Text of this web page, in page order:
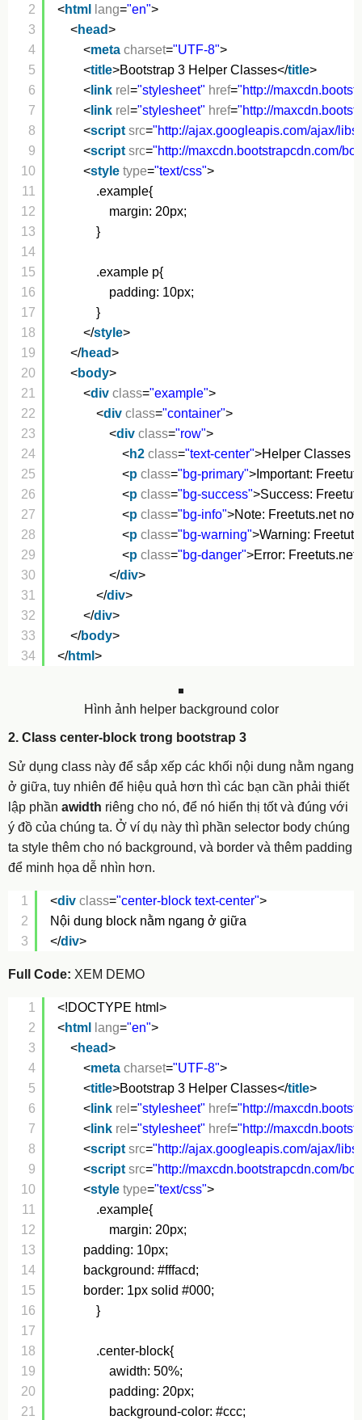
2
3
4
5
6
7
8
9
10
11
12
13
14
15
16
17
18
19
20
21
22
23
24
25
26
27
28
29
30
31
32
33
34
<html lang="en">
<head>
<meta charset="UTF-8">
<title>Bootstrap 3 Helper Classes</title>
< link rel ="stylesheet" href="http://
< link rel ="stylesheet" href="http://
<script src="http://ajax.googleapis.com/ajax/
<script src="http://maxcdn.bootstrapcdn.com/
<style type="text/css">
.example{
margin: 20px;
}
.example p{
padding: 10px;
}
</style>
</head>
<body>
<div class="example">
<div class="container">
<div class="row">
<h2 class="text-center">Helper Classes -
<p class="bg-primary">Important:
<p class="bg-success">Success:
<p class="bg-info">Note: Freetuts.net
<p class="bg-warning">Warning:
<p class="bg-danger">Error:
</div>
</div>
</div>
</body>
</html >
Hình ảnh helper background color
2. Class center-block trong bootstrap 3
Sử dụng class này để sắp xếp các khối nội dung nằm ngang
ở giữa, tuy nhiên để hiệu quả hơn thì các bạn cần phải thiết
lập phần awidth riêng cho nó, để nó hiển thị tốt và đúng với
ý đồ của chúng ta. Ở ví dụ này thì phần selector body chúng
ta style thêm cho nó background, và border và thêm padding
để minh họa dễ nhìn hơn.
1
2
3
<div class="center-block text-center">
Nội dung block nằm ngang ở giữa
</div>
Full Code: XEM DEMO
1
2
3
4
5
6
7
8
9
10
11
12
13
14
15
16
17
18
19
20
21
<!DOCTYPE html>
<html lang="en">
<head>
<meta charset="UTF-8">
<title>Bootstrap 3 Helper Classes</title>
< link rel ="stylesheet" href="http://
< link rel ="stylesheet" href="http://
<script src="http://ajax.googleapis.com/ajax/
<script src="http://maxcdn.bootstrapcdn.com/
<style type="text/css">
.example{
margin: 20px;
padding: 10px;
background: #fffacd;
border: 1px solid #000;
}
.center-block{
awidth: 50%;
padding: 20px;
background-color: #ccc;